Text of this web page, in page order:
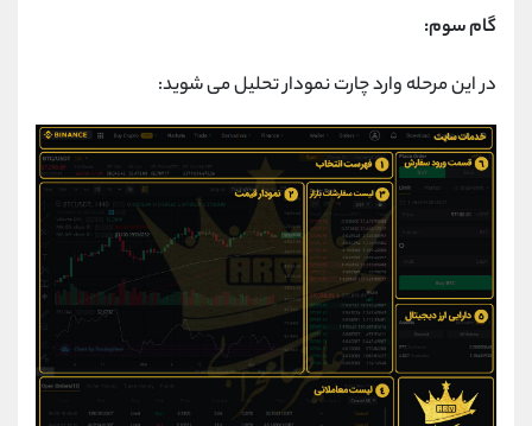
گام سوم:
در این مرحله وارد چارت نمودار تحلیل می شوید: